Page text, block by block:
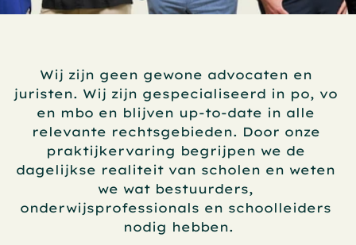
Wij zijn geen gewone advocaten en
juristen. Wij zijn gespecialiseerd in po, vo
en mbo en blijven up-to-date in alle
relevante rechtsgebieden. Door onze
praktijkervaring begrijpen we de
dagelijkse realiteit van scholen en weten
we wat bestuurders,
onderwijsprofessionals en schoolleiders
nodig hebben.